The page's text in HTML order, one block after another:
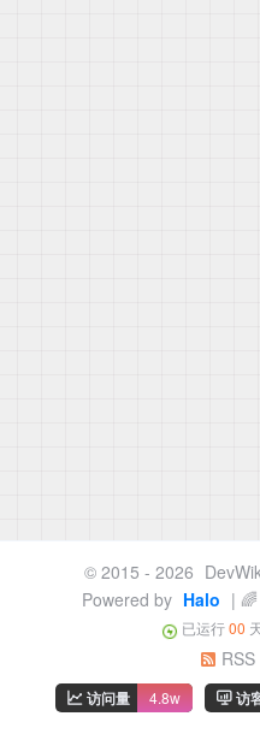
© 2015 - 2026
Powered by Halo |
已运行00
RSS
访问量 4.8w 访